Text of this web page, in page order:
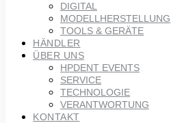
DIGITAL
MODELLHERSTELLUNG
TOOLS & GERÄTE
HÄNDLER
ÜBER UNS
HPDENT EVENTS
SERVICE
TECHNOLOGIE
VERANTWORTUNG
KONTAKT